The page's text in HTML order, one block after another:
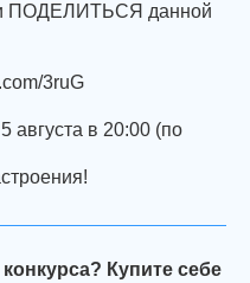
ПОДЕЛИТЬСЯ данной
3ruG
августа в 20:00 (по
Купите себе